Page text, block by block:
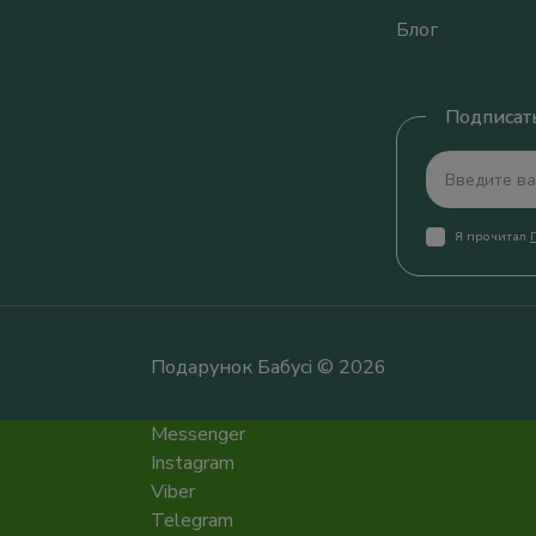
Блог
Я прочитал
Подарунок Бабусі © 2026
Messenger
Instagram
Viber
Telegram